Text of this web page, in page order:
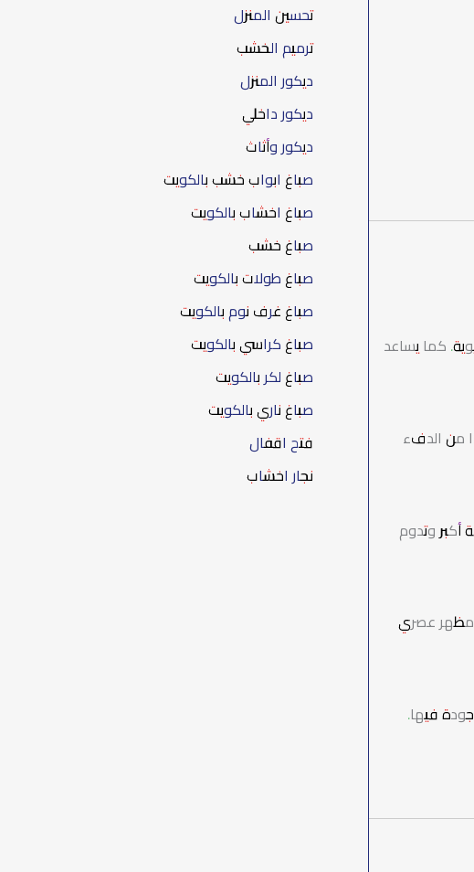
كما يساعد
من الدفء
أكبر وتدوم
مظهر عصري
فيها.
تحسين المنزل
ترميم الخشب
ديكور المنزل
ديكور داخلي
ديكور وأثاث
صباغ ابواب خشب بالكويت
صباغ اخشاب بالكويت
صباغ خشب
صباغ طولات بالكويت
صباغ غرف نوم بالكويت
صباغ كراسي بالكويت
صباغ لكر بالكويت
صباغ ناري بالكويت
فتح اقفال
نجار اخشاب